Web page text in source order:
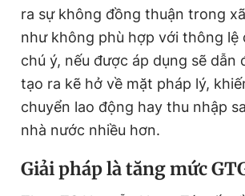
ra sự không đồng thuận trong
như không phù hợp với thông lệ
chú ý, nếu được áp dụng sẽ dẫn
tạo ra kẽ hở về mặt pháp lý,
chuyển lao động hay thu nhập
nhà nước nhiều hơn.
Giải pháp là tăng mức